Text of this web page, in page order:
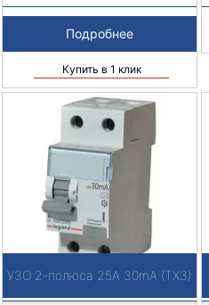
Подробнее
Купить в 1 клик
УЗО 2-полюса 25А 30mA (TX3)